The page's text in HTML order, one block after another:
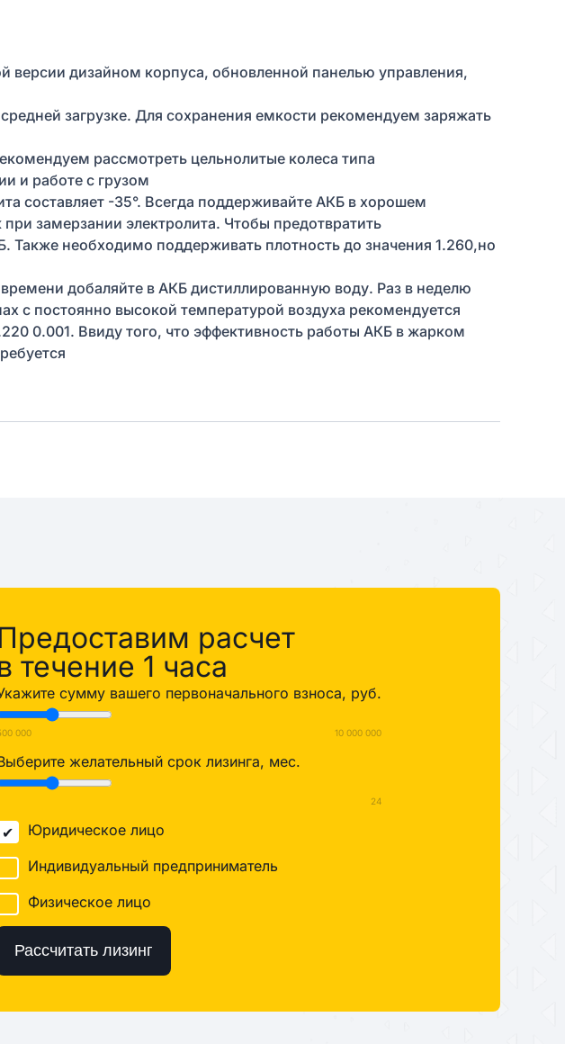
версии дизайном корпуса, обновленной панелью управления,
загрузке. Для сохранения емкости рекомендуем заряжать
рассмотреть цельнолитые колеса типа
и работе с грузом
составляет -35°. Всегда поддерживайте АКБ в хорошем
замерзании электролита. Чтобы предотвратить
необходимо поддерживать плотность до значения 1.260,но
добаляйте в АКБ дистиллированную воду. Раз в неделю
с постоянно высокой температурой воздуха рекомендуется
0.001. Ввиду того, что эффективность работы АКБ в жарком
расчет
течение 1 часа
сумму вашего первоначального взноса, руб.
000 10 000 000
желательный срок лизинга, мес.
24
Юридическое лицо
Индивидуальный предприниматель
Физическое лицо
Рассчитать лизинг